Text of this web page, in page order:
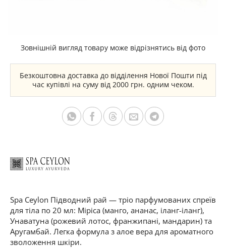
Зовнішній вигляд товару може відрізнятись від фото
Безкоштовна доставка до відділення Нової Пошти під
час купівлі на суму від 2000 грн. одним чеком.
Spa Ceylon Підводний рай — тріо парфумованих спреїв
для тіла по 20 мл: Міріса (манго, ананас, іланг-іланг),
Унаватуна (рожевий лотос, франжипані, мандарин) та
Аругамбай. Легка формула з алое вера для ароматного
зволоження шкіри.